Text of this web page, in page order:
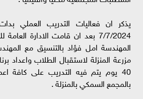
يذكر ان فعاليات التدريب العملي
7/7/2024 بعد ان قامت الادارة
المهندسة امل فؤاد بالتنسيق مع
مزرعة المنزلة لاستقبال الطلاب واعداد
40 يوم يتم فيه التدريب على كافة
بالمجمع السمكي بالمنزلة .